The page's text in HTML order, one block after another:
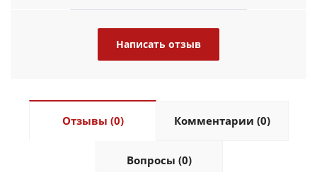
Написать отзыв
Отзывы (0) Комментарии (0)
Вопросы (0)